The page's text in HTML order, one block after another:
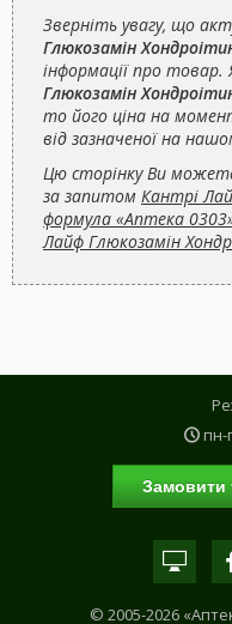
Зверніть увагу, що
Глюкозамін
інформації про
Глюкозамін
то його ціна на
від зазначеної на
Цю сторінку Ви
за запитом Кантрі
формула «Аптека
Лайф Глюкозамін
пн-
Замовити
© 2005-2026